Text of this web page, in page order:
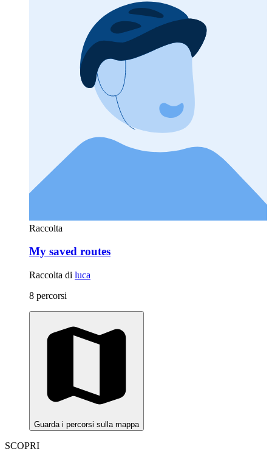
Raccolta
My saved routes
Raccolta di luca
8 percorsi
Guarda i percorsi sulla mappa
SCOPRI